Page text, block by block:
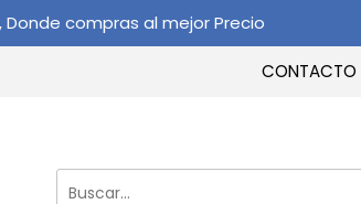
Donde compras al mejor Precio
CONTACTO